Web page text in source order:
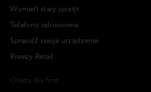
Wymień stary sprzęt
Telefony odnowione
Sprawdź swoje urządzenie
Breezy Retail
Oferta dla firm